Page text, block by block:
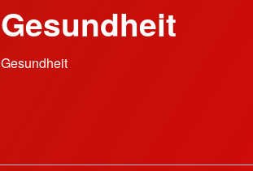
Gesundheit
Gesundheit